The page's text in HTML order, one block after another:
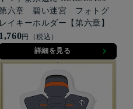
六章 碧い迷宮 フォトグ
レイキーホルダー【第六章】
1,760円（税込）
詳細を見る